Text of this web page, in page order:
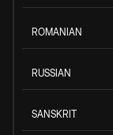
ROMANIAN
RUSSIAN
SANSKRIT